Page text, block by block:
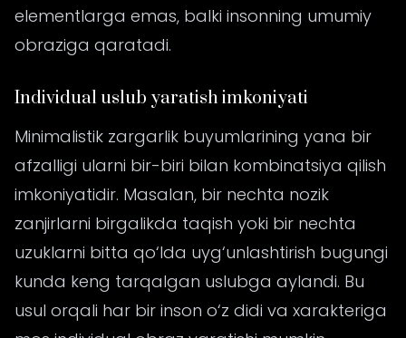
elementlarga emas, balki insonning umumiy
obraziga qaratadi.
Individual uslub yaratish imkoniyati
Minimalistik zargarlik buyumlarining yana bir
afzalligi ularni bir-biri bilan kombinatsiya qilish
imkoniyatidir. Masalan, bir nechta nozik
zanjirlarni birgalikda taqish yoki bir nechta
uzuklarni bitta qo‘lda uyg‘unlashtirish bugungi
kunda keng tarqalgan uslubga aylandi. Bu
usul orqali har bir inson o‘z didi va xarakteriga